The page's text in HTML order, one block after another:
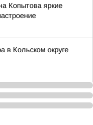
Копытова яркие
в Кольском округе